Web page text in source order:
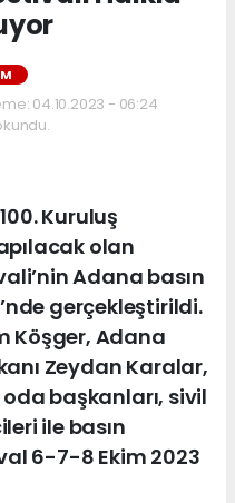
04.10.2023 - 06:24
Kuruluş
olan
Adana basın
gerçekleştirildi.
Köşger, Adana
Zeydan Karalar,
başkanları, sivil
ile basın
6-7-8 Ekim 2023